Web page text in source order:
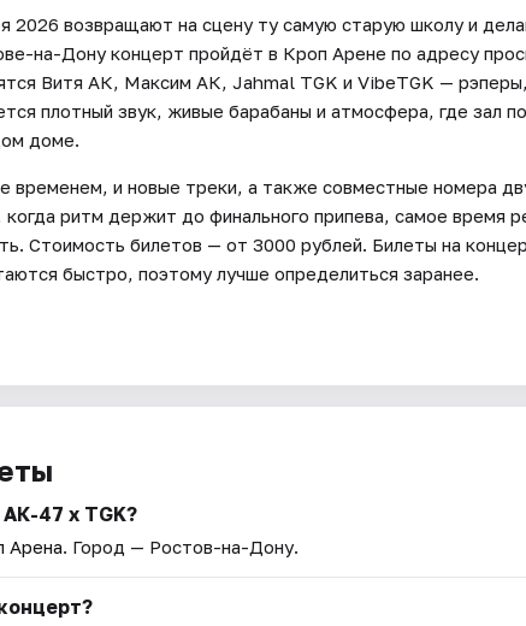
2026 возвращают на сцену ту самую старую школу и
на-Дону концерт пройдёт в Кроп Арене по адресу
Витя АК, Максим АК, Jahmal TGK и VibeTGK — рэперы,
плотный звук, живые барабаны и атмосферa, где зал
доме.
временем, и новые треки, а также совместные номера
ритм держит до финального припева, самое время
Стоимость билетов — от 3000 рублей. Билеты на
быстро, поэтому лучше определиться заранее.
47 х TGK?
Арена. Город — Ростов-на-Дону.